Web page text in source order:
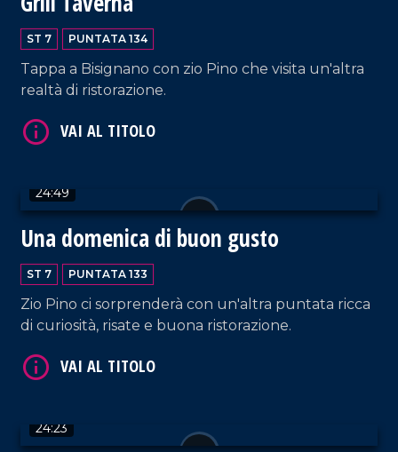
ST 7 PUNTATA 134
Tappa a Bisignano con zio Pino che visita un'altra
realtà di ristorazione.
24:49
Una domenica di buon gusto
ST 7 PUNTATA 133
Zio Pino ci sorprenderà con un'altra puntata ricca
di curiosità, risate e buona ristorazione.
24:23
VAI AL TITOLO